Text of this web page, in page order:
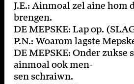
J.E.: Ainmoal zel aine hom
brengen.
DE MEPSKE: Lap op.
P.N.: Woarom lagste
DE MEPSKE: Onder zukse
ainmoal ook men-
sen schraiwn.